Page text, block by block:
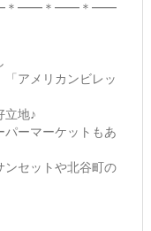
＊━━＊━━＊━━
「アメリカンビレッ
立地♪
パーマーケットもあ
ンセットや北谷町の